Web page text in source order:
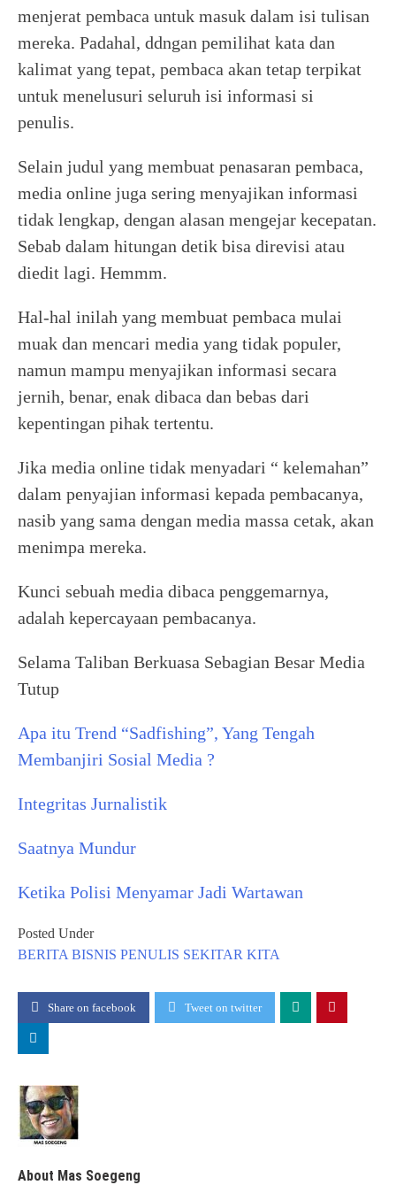
menjerat pembaca untuk masuk dalam isi tulisan
mereka. Padahal, ddngan pemilihat kata dan
kalimat yang tepat, pembaca akan tetap terpikat
untuk menelusuri seluruh isi informasi si
penulis.
Selain judul yang membuat penasaran pembaca,
media online juga sering menyajikan informasi
tidak lengkap, dengan alasan mengejar kecepatan.
Sebab dalam hitungan detik bisa direvisi atau
diedit lagi. Hemmm.
Hal-hal inilah yang membuat pembaca mulai
muak dan mencari media yang tidak populer,
namun mampu menyajikan informasi secara
jernih, benar, enak dibaca dan bebas dari
kepentingan pihak tertentu.
Jika media online tidak menyadari “ kelemahan”
dalam penyajian informasi kepada pembacanya,
nasib yang sama dengan media massa cetak, akan
menimpa mereka.
Kunci sebuah media dibaca penggemarnya,
adalah kepercayaan pembacanya.
Selama Taliban Berkuasa Sebagian Besar Media
Tutup
Apa itu Trend “Sadfishing”, Yang Tengah
Membanjiri Sosial Media ?
Integritas Jurnalistik
Saatnya Mundur
Ketika Polisi Menyamar Jadi Wartawan
Posted Under
BERITA BISNIS PENULIS SEKITAR KITA
Share on facebook Tweet on twitter
About Mas Soegeng